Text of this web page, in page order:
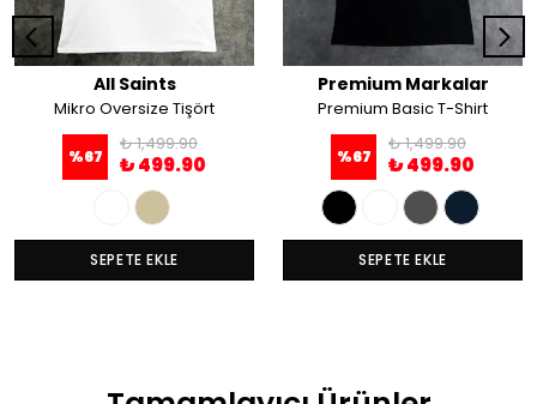
All Saints
Mikro Oversize Tişört
%67
₺ 1,499.90
₺ 499.90
SEPETE EKLE
Premium Markalar
Premium Basic T-Shirt
%67
₺ 1,499.90
₺ 499.90
SEPETE EKLE